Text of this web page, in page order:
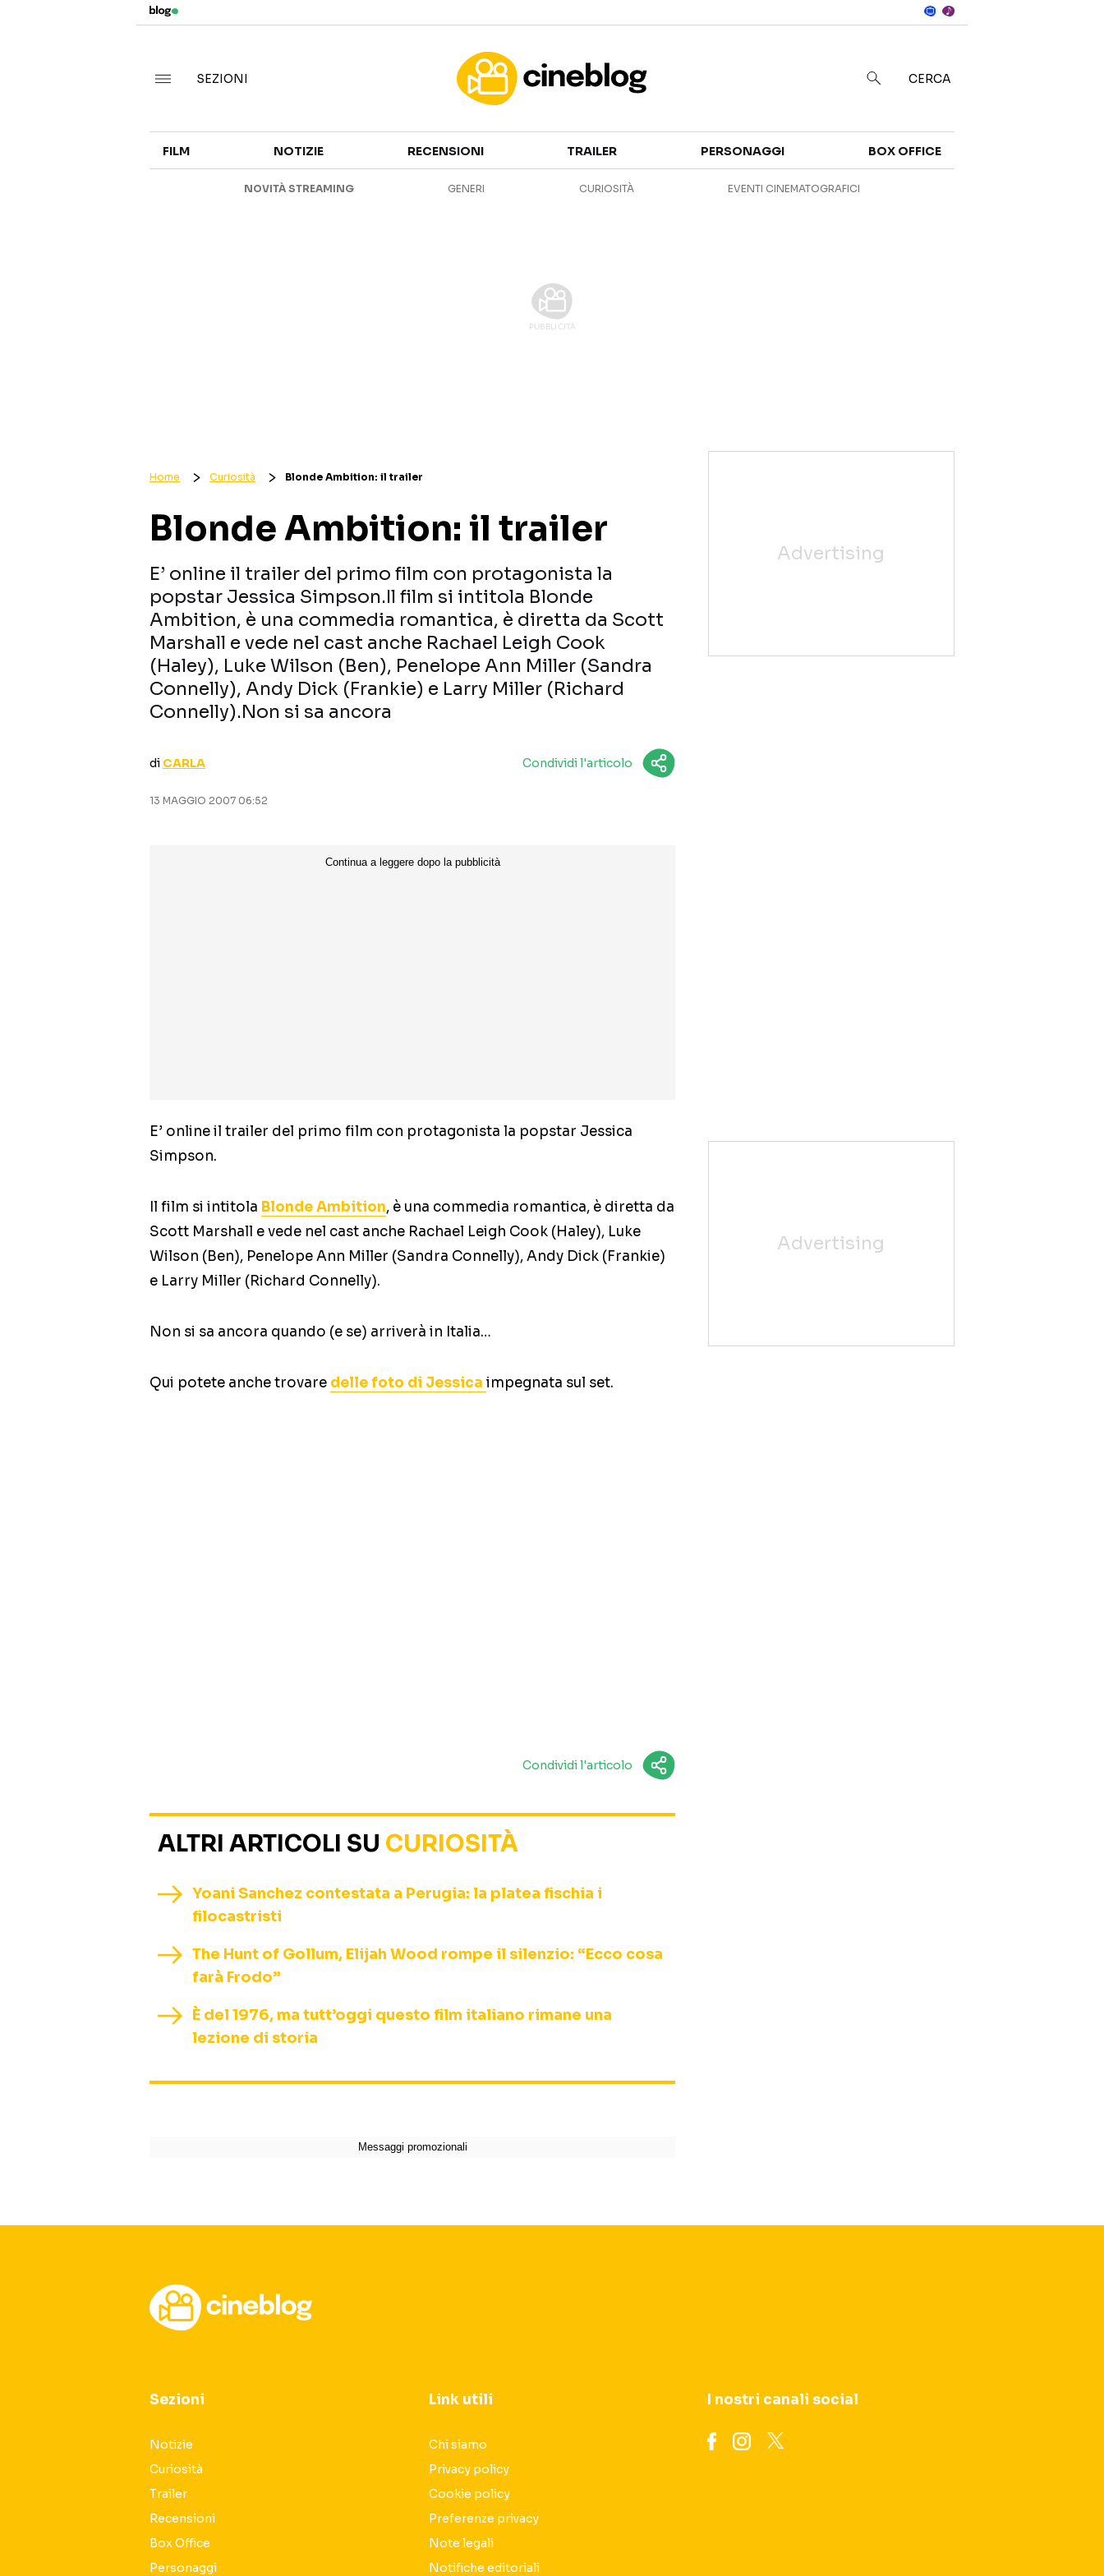
CANALI STREAMING
CURIOSITÀ
SEZIONI CERCA
FILM NOTIZIE RECENSIONI TRAILER PERSONAGGI BOX OFFICE
NOVITÀ STREAMING GENERI CURIOSITÀ EVENTI CINEMATOGRAFICI
Home Curiosità Blonde Ambition: il trailer
Blonde Ambition: il trailer
E’ online il trailer del primo film con protagonista la
popstar Jessica Simpson.Il film si intitola Blonde
Ambition, è una commedia romantica, è diretta da Scott
Marshall e vede nel cast anche Rachael Leigh Cook
(Haley), Luke Wilson (Ben), Penelope Ann Miller (Sandra
Connelly), Andy Dick (Frankie) e Larry Miller (Richard
Connelly).Non si sa ancora
di CARLA Condividi l'articolo
13 MAGGIO 2007 06:52
E’ online il trailer del primo film con protagonista la popstar Jessica
Simpson.
Il film si intitola Blonde Ambition, è una commedia romantica, è diretta da
Scott Marshall e vede nel cast anche Rachael Leigh Cook (Haley), Luke
Wilson (Ben), Penelope Ann Miller (Sandra Connelly), Andy Dick (Frankie)
e Larry Miller (Richard Connelly).
Non si sa ancora quando (e se) arriverà in Italia…
Qui potete anche trovare delle foto di Jessica impegnata sul set.
Condividi l'articolo
ALTRI ARTICOLI SU CURIOSITÀ
Yoani Sanchez contestata a Perugia: la platea fischia i
filocastristi
The Hunt of Gollum, Elijah Wood rompe il silenzio: “Ecco cosa
farà Frodo”
È del 1976, ma tutt’oggi questo film italiano rimane una
lezione di storia
Sezioni
Notizie
Curiosità
Trailer
Recensioni
Box Office
Personaggi
Link utili
Chi siamo
Privacy policy
Cookie policy
Preferenze privacy
Note legali
Notifiche editoriali
I nostri canali social